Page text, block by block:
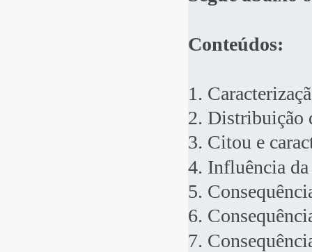
Conteúdos:
1.
2. Distribuição
3. Citou e
4. Influência da
5.
6.
7.